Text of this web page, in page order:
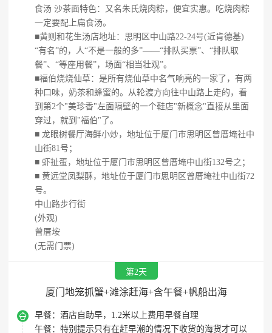
食汤 沙茶面特色：又名朱氏烧肉粽，便宜实惠。吃烧肉粽
一定要配上扁食汤。
■黄则和花生汤店地址：思明区中山路22-24号(近肯德基)
“有名”的，人“不是一般的多”——“排队买票”、“排队取
餐”、“等座用餐”，场面“相当壮观”。
■福伯烧烧仙草：是所有烧仙草中名气响亮的一家了，有两
种口味，奶茶和蜂蜜的。从轮渡方向往中山路上走的，看
到第2个"美珍香"左面隔壁的一个鞋店"新概念"直接从里面
穿过，就到"福伯"了。
■ 龙眼树餐厅海鲜小炒，地址位于厦门市思明区曾厝埯社中
山街81号；
■ 虾扯蛋，地址位于厦门市思明区曾厝埯中山街132号之；
■ 黄远堂凤梨酥，地址位于厦门市思明区曾厝埯社中山街72
号。
中山路步行街
(外观)
曾厝垵
(无需门票)
第2天
厦门地笼抓蟹+滩涂赶海+含午餐+帆船出海
 早餐： 酒店自助早，1.2米以上费用早餐自理
午餐： 特别提示只有在赶早潮的情况下收货的海货才可以